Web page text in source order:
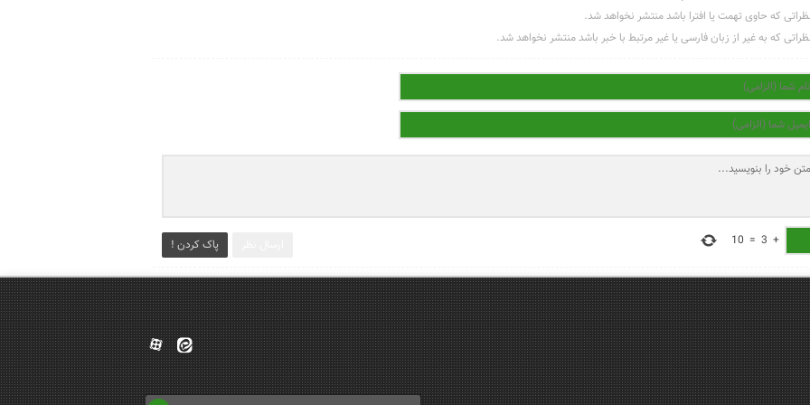
که حاوی تهمت یا افترا باشد منتشر نخواهد شد.
که به غیر از زبان فارسی یا غیر مرتبط با خبر باشد منتشر نخواهد شد.
پاک کردن ! +
3
=
10